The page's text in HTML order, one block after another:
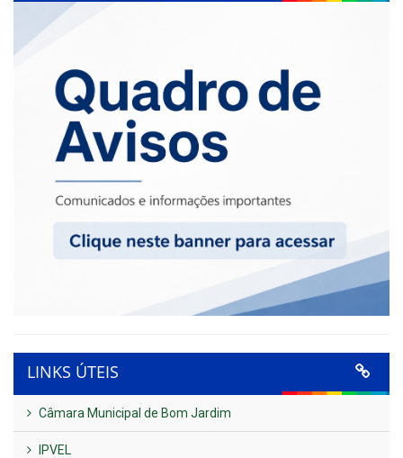
LINKS ÚTEIS
Câmara Municipal de Bom Jardim
IPVEL